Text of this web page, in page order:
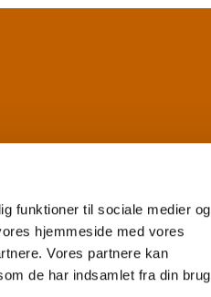
funktioner til sociale medier og
hjemmeside med vores
Vores partnere kan
de har indsamlet fra din brug
vesterkaer.sogn@km.dk